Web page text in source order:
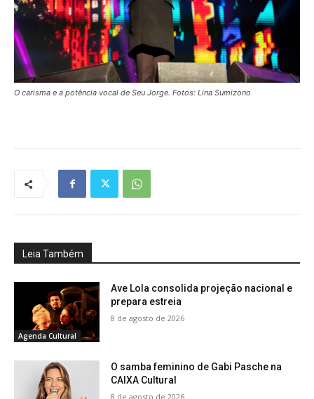
O carisma e a potência vocal de Seu Jorge. Fotos: Lina Sumizono
Leia Também
Agenda Cultural
Ave Lola consolida projeção nacional e
prepara estreia
8 de agosto de 2026
O samba feminino de Gabi Pasche na
CAIXA Cultural
8 de agosto de 2026